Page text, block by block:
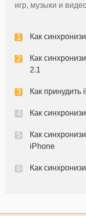
игр, музыки и
новоеКак
Как
2.1
Как принудить
Как
Как
iPhone
Как